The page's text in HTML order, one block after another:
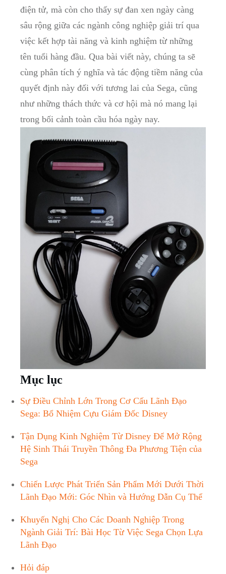
điện tử,⁣ mà còn cho thấy sự đan xen ngày càng
sâu rộng giữa các ngành công nghiệp giải ​trí qua
việc kết hợp tài năng‍ và kinh nghiệm từ ‍những
tên tuổi hàng đầu.⁣ Qua ⁣bài⁤ viết này, chúng ta sẽ ​
cùng phân tích ⁤ý⁣ nghĩa ⁤và tác động‍ tiềm năng của
quyết​ định này​ đối với ⁤tương lai của‍ Sega, cũng
như những thách thức và cơ hội mà nó ​mang lại
trong bối ​cảnh toàn⁢ cầu hóa ⁤ngày nay.
Mục lục
Sự Điều Chỉnh Lớn Trong ​Cơ ‌Cấu Lãnh Đạo⁢
Sega: Bổ⁤ Nhiệm ‍Cựu⁣ Giám Đốc Disney⁣
Tận Dụng⁣ Kinh‌ Nghiệm Từ Disney Để Mở Rộng
Hệ Sinh Thái Truyền Thông Đa Phương Tiện của
Sega
Chiến Lược Phát Triển Sản ‍Phẩm Mới Dưới Thời
Lãnh Đạo Mới:⁣ Góc Nhìn ⁣và Hướng⁤ Dẫn Cụ Thể
Khuyến ‍Nghị Cho Các Doanh Nghiệp Trong
Ngành Giải Trí: ⁣Bài Học Từ ​Việc Sega ⁢Chọn ⁢Lựa
Lãnh Đạo
Hỏi đáp